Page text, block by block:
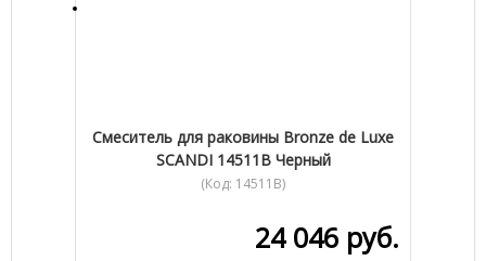
Cмеситель для раковины Bronze de Luxe
SCANDI 14511B Черный
(Код: 14511B)
24 046 руб.